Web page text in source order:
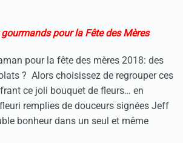
pour la Fête des Mères
pour la fête des mères 2018: des
? Alors choisissez de regrouper ces
ce joli bouquet de fleurs… en
remplies de douceurs signées Jeff
bonheur dans un seul et même